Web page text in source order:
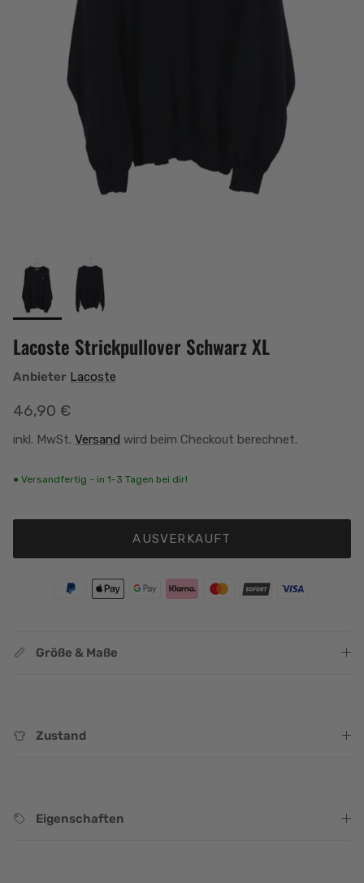
Lacoste Strickpullover Schwarz XL
Anbieter Lacoste
Normaler Preis
46,90 €
inkl. MwSt. Versand wird beim Checkout berechnet.
● Versandfertig - in 1-3 Tagen bei dir!
AUSVERKAUFT
Größe & Maße
Zustand
Eigenschaften